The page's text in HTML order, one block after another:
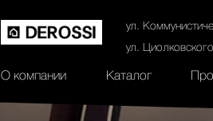
ул.
ул.
О компании
История Сертификаты Контакты
Каталог